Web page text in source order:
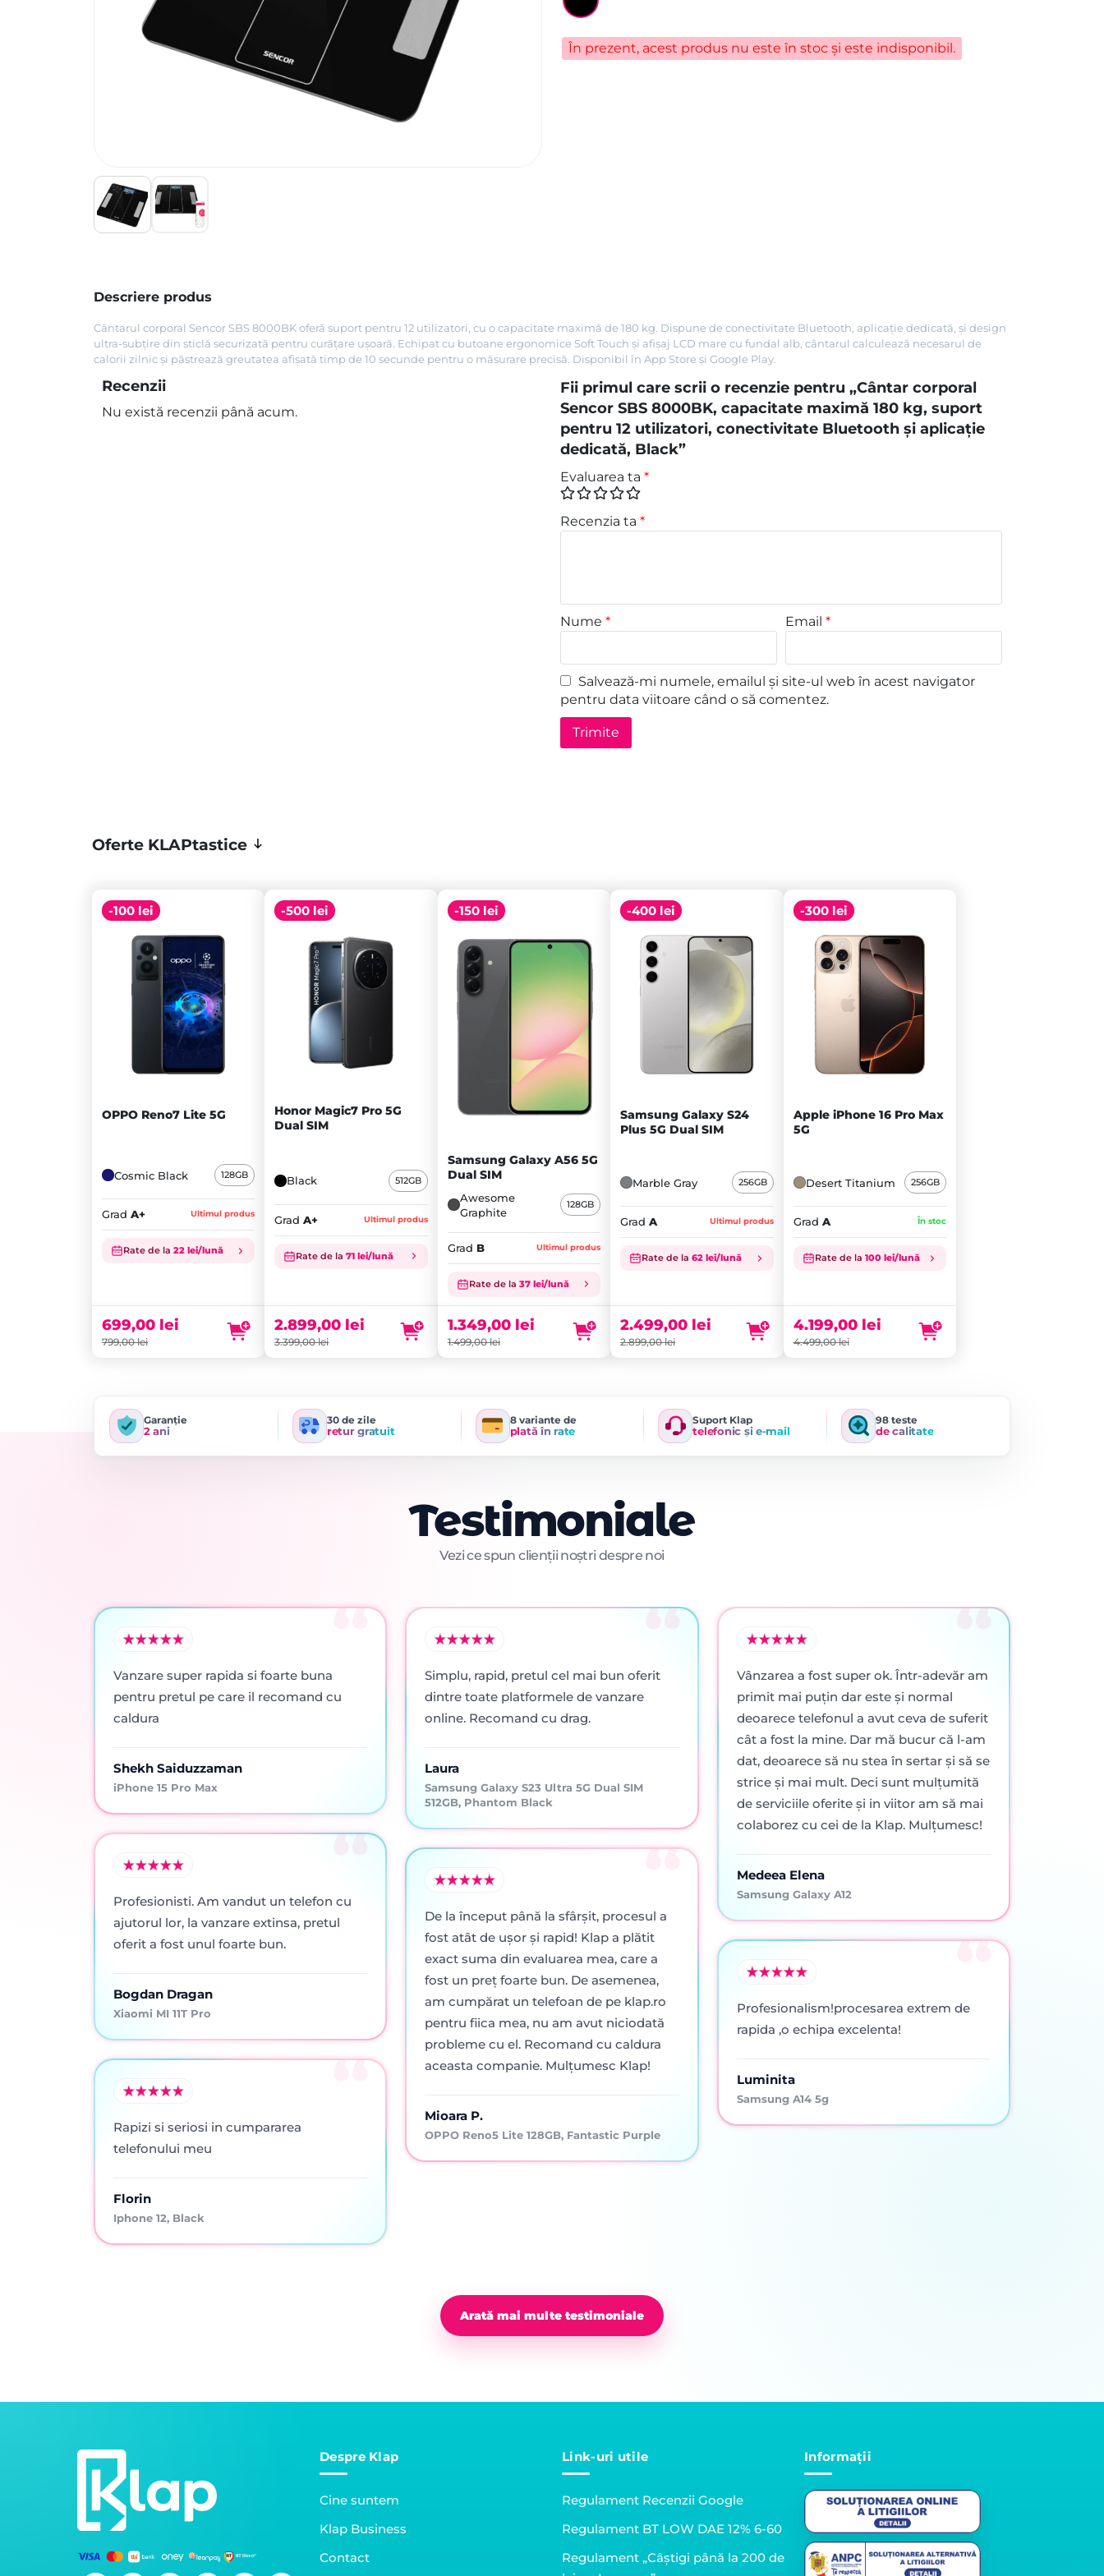
În prezent, acest produs nu este în stoc și este indisponibil.
Descriere produs
Cântarul corporal Sencor SBS 8000BK oferă suport pentru 12 utilizatori, cu o capacitate maximă de 180 kg. Dispune de conectivitate Bluetooth, aplicație dedicată, și design
ultra-subțire din sticlă securizată pentru curățare ușoară. Echipat cu butoane ergonomice Soft Touch și afișaj LCD mare cu fundal alb, cântarul calculează necesarul de
calorii zilnic și păstrează greutatea afișată timp de 10 secunde pentru o măsurare precisă. Disponibil în App Store și Google Play.
Recenzii
Nu există recenzii până acum.
Fii primul care scrii o recenzie pentru „Cântar corporal
Sencor SBS 8000BK, capacitate maximă 180 kg, suport
pentru 12 utilizatori, conectivitate Bluetooth și aplicație
dedicată, Black”
Evaluarea ta *
Recenzia ta *
Nume * Email*
Salvează-mi numele, emailul și site-ul web în acest navigator
pentru data viitoare când o să comentez.
Oferte KLAPtastice
-100 lei
OPPO Reno7 Lite 5G
Cosmic Black 128GB
Grad A+ Ultimul produs
Rate de la 22 lei/lună
799,00lei
fost:
799,00 lei.
699,00 lei
este:
699,00 lei.
-500 lei
Honor Magic7 Pro 5G
Dual SIM
Black 512GB
Grad A+ Ultimul produs
Rate de la71 lei/lună
3.399,00lei
Prețul
fost:
3.399,00 lei.
2.899,00 lei
este:
2.899,00 lei.
-150 lei
Samsung Galaxy A56 5G
Dual SIM
Awesome
Graphite
128GB
Grad B Ultimul produs
Rate de la 37 lei/lună
1.499,00lei
Prețul
inițial
fost:
1.499,00 lei.
1.349,00 lei
Prețul
este:
1.349,00 lei.
-400 lei
Samsung Galaxy S24
Plus 5G Dual SIM
Marble Gray 256GB
Grad A Ultimul produs
Rate de la62 lei/lună
2.899,00lei
Prețul
fost:
2.899,00 lei.
2.499,00 lei
este:
2.499,00 lei.
-300 lei
Apple iPhone 16 Pro Max
5G
Desert Titanium 256GB
Grad A În stoc
Rate de la 100 lei/lună
4.499,00lei
Prețul
fost:
4.499,00 lei.
4.199,00 lei
este:
4.199,00 lei.
Garanție
2 ani
30 de zile
retur gratuit
8 variante de
plată în rate
Suport Klap
telefonic și e-mail
98 teste
de calitate
Testimoniale
Vezi ce spun clienții noștri despre noi
Vanzare super rapida si foarte buna
pentru pretul pe care il recomand cu
caldura
Shekh Saiduzzaman
iPhone 15 Pro Max
Profesionisti. Am vandut un telefon cu
ajutorul lor, la vanzare extinsa, pretul
oferit a fost unul foarte bun.
Bogdan Dragan
Xiaomi MI 11T Pro
Rapizi si seriosi in cumpararea
telefonului meu
Florin
Iphone 12, Black
Simplu, rapid, pretul cel mai bun oferit
dintre toate platformele de vanzare
online. Recomand cu drag.
Laura
Samsung Galaxy S23 Ultra 5G Dual SIM
512GB, Phantom Black
De la început până la sfârșit, procesul a
fost atât de ușor și rapid! Klap a plătit
exact suma din evaluarea mea, care a
fost un preț foarte bun. De asemenea,
am cumpărat un telefoan de pe klap.ro
pentru fiica mea, nu am avut niciodată
probleme cu el. Recomand cu caldura
aceasta companie. Mulțumesc Klap!
Mioara P.
OPPO Reno5 Lite 128GB, Fantastic Purple
Vânzarea a fost super ok. Într-adevăr am
primit mai puţin dar este şi normal
deoarece telefonul a avut ceva de suferit
cât a fost la mine. Dar mă bucur că l-am
dat, deoarece să nu stea în sertar şi să se
strice şi mai mult. Deci sunt mulţumită
de serviciile oferite şi in viitor am să mai
colaborez cu cei de la Klap. Mulţumesc!
Medeea Elena
Samsung Galaxy A12
Profesionalism!procesarea extrem de
rapida ,o echipa excelenta!
Luminita
Samsung A14 5g
Arată mai multe testimoniale
Despre Klap
Cine suntem
Klap Business
Contact
Link-uri utile
Regulament Recenzii Google
Regulament BT LOW DAE 12% 6-60
Regulament „Câștigi până la 200 de
Informații